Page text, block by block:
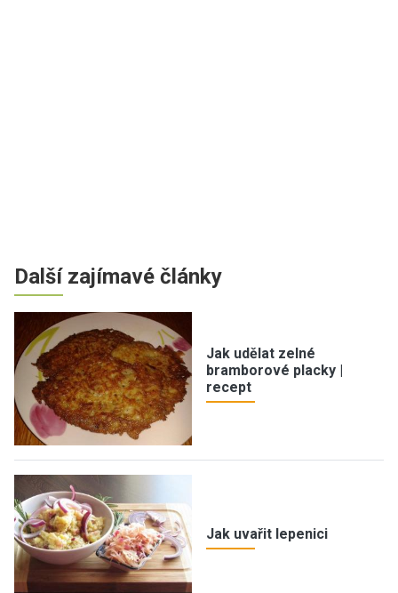
Další zajímavé články
Jak udělat zelné
bramborové placky |
recept
Jak uvařit lepenici